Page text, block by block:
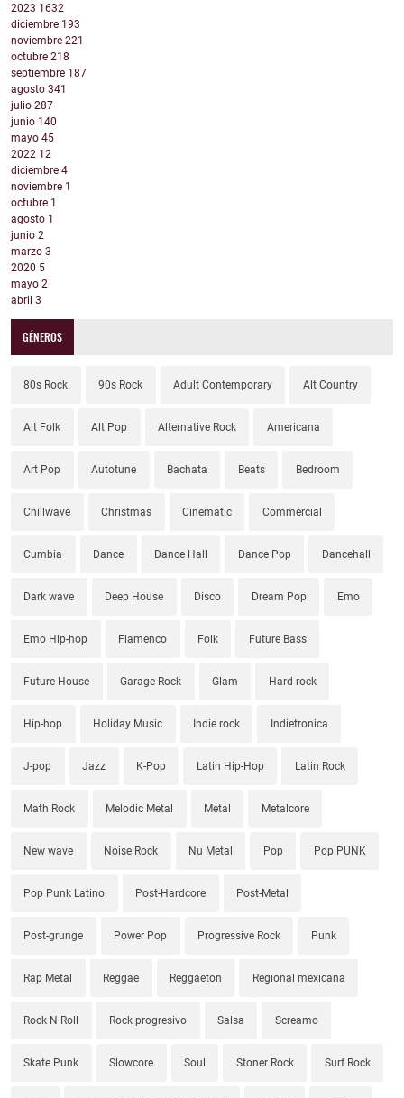
2023 1632
diciembre 193
noviembre 221
octubre 218
septiembre 187
agosto 341
julio 287
junio 140
mayo 45
2022 12
diciembre 4
noviembre 1
octubre 1
agosto 1
junio 2
marzo 3
2020 5
mayo 2
abril 3
GÉNEROS
80s Rock 90s Rock Adult Contemporary Alt Country
Alt Folk Alt Pop Alternative Rock Americana
Art Pop Autotune Bachata Beats Bedroom
Chillwave Christmas Cinematic Commercial
Cumbia Dance Dance Hall Dance Pop Dancehall
Dark wave Deep House Disco Dream Pop Emo
Emo Hip-hop Flamenco Folk Future Bass
Future House Garage Rock Glam Hard rock
Hip-hop Holiday Music Indie rock Indietronica
J-pop Jazz K-Pop Latin Hip-Hop Latin Rock
Math Rock Melodic Metal Metal Metalcore
New wave Noise Rock Nu Metal Pop Pop PUNK
Pop Punk Latino Post-Hardcore Post-Metal
Post-grunge Power Pop Progressive Rock Punk
Rap Metal Reggae Reggaeton Regional mexicana
Rock N Roll Rock progresivo Salsa Screamo
Skate Punk Slowcore Soul Stoner Rock Surf Rock